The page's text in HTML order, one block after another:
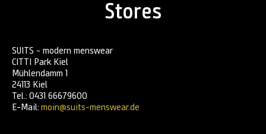
Stores
SUITS - modern menswear
CITTI Park Kiel
Mühlendamm 1
24113 Kiel
Tel.: 0431 66679600
E-Mail: moin@suits-menswear.de